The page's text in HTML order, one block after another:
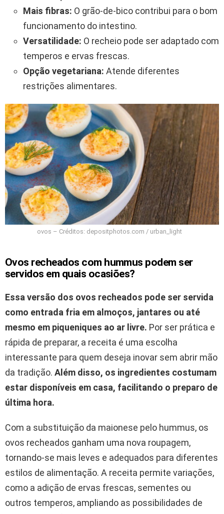
Mais fibras: O grão-de-bico contribui para o bom
funcionamento do intestino.
Versatilidade: O recheio pode ser adaptado com
temperos e ervas frescas.
Opção vegetariana: Atende diferentes
restrições alimentares.
ovos – Créditos: depositphotos.com / urban_light
Ovos recheados com hummus podem ser
servidos em quais ocasiões?
Essa versão dos ovos recheados pode ser servida
como entrada fria em almoços, jantares ou até
mesmo em piqueniques ao ar livre. Por ser prática e
rápida de preparar, a receita é uma escolha
interessante para quem deseja inovar sem abrir mão
da tradição. Além disso, os ingredientes costumam
estar disponíveis em casa, facilitando o preparo de
última hora.
Com a substituição da maionese pelo hummus, os
ovos recheados ganham uma nova roupagem,
tornando-se mais leves e adequados para diferentes
estilos de alimentação. A receita permite variações,
como a adição de ervas frescas, sementes ou
outros temperos, ampliando as possibilidades de